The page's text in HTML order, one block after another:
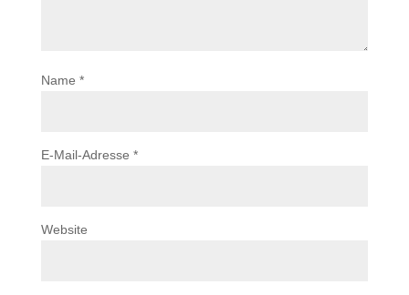
Name *
E-Mail-Adresse *
Website